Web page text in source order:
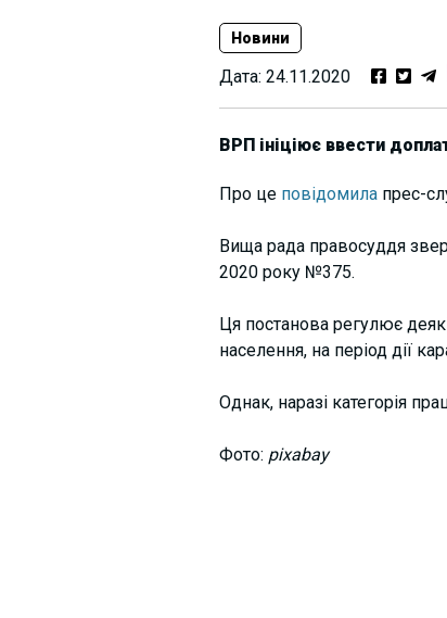
Новини
Дата: 24.11.2020
ВРП ініціює ввести
Про це повідомилапрес-
Вища рада правосуддя
2020 року №375.
Ця постанова регулює
населення, на період дії
Однак, наразі категорія
Фото: pixabay